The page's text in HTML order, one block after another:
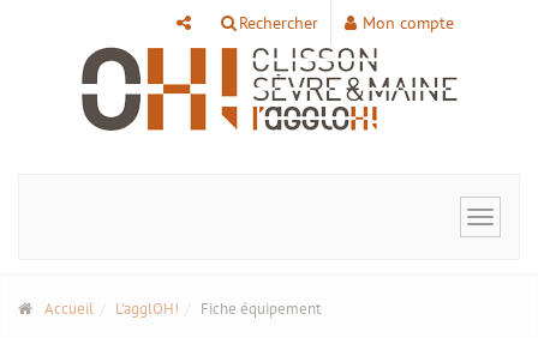
Rechercher Mon compte
Toggle
Accueil L'agglOH! Fiche équipement
Panneau de gestion des cookies